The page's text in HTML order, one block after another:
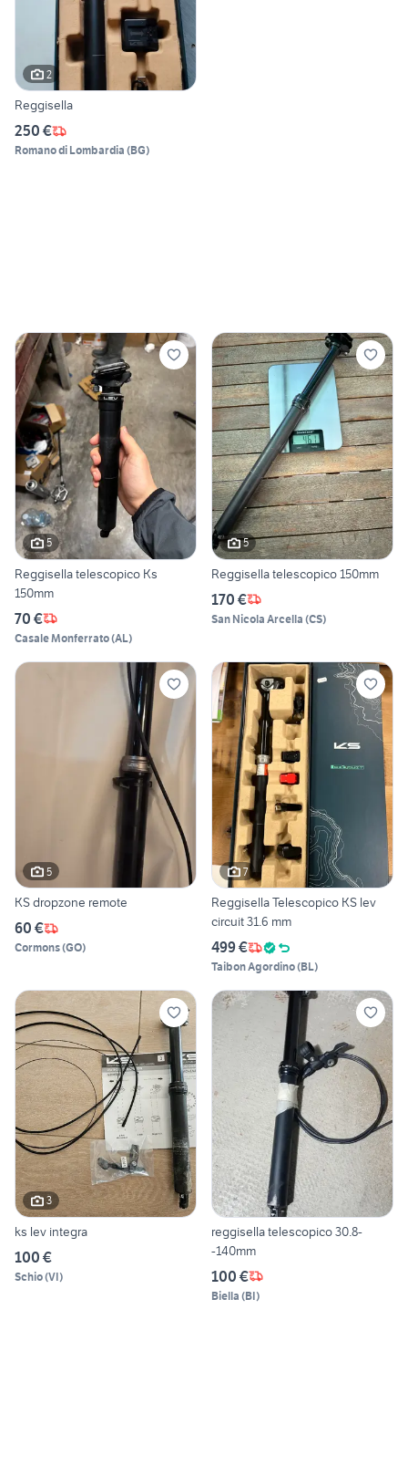
2
Reggisella
250 €
Romano di Lombardia (BG)
5
Reggisella telescopico Ks
150mm
70 €
Casale Monferrato(AL)
5
Reggisella telescopico 150mm
170 €
San Nicola Arcella (CS)
5
KS dropzone remote
60 €
Cormons(GO)
7
Reggisella Telescopico KS lev
circuit 31.6 mm
499 €
Taibon Agordino(BL)
3
ks lev integra
100 €
Schio(VI)
reggisella telescopico 30.8-
-140mm
100 €
Biella (BI)